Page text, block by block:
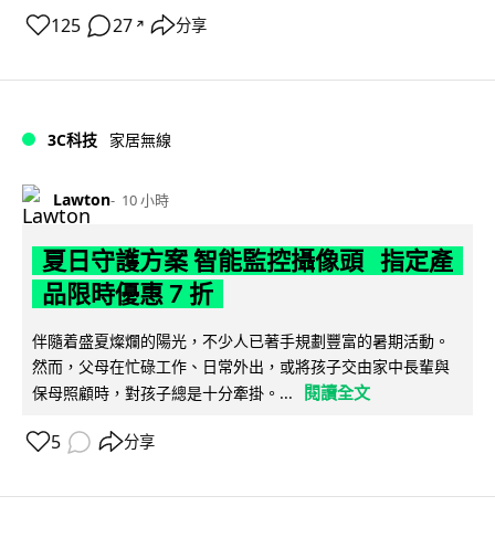
125 27 ↗ 分享
3C科技 家居無線
Lawton 10 小時
夏日守護方案 智能監控攝像頭 指定產
品限時優惠 7 折
伴隨着盛夏燦爛的陽光，不少人已著手規劃豐富的暑期活動。
然而，父母在忙碌工作、日常外出，或將孩子交由家中長輩與
保母照顧時，對孩子總是十分牽掛。...
閱讀全文
5 分享